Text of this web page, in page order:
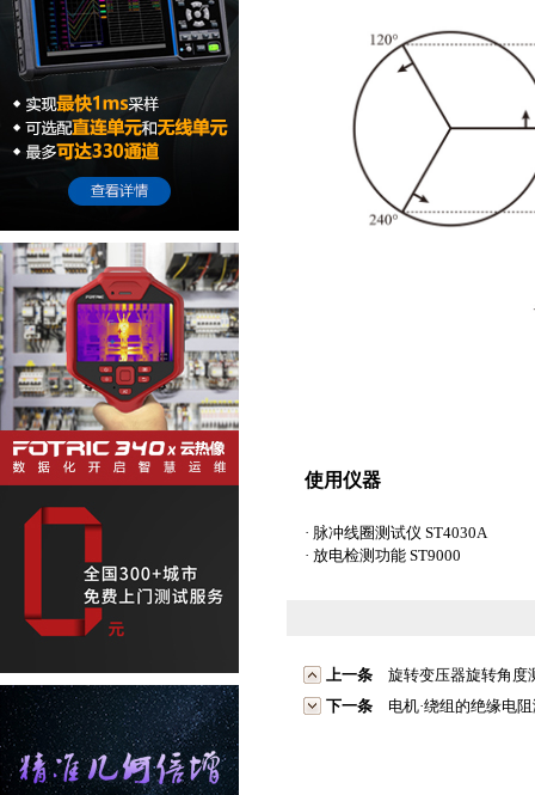
使用仪器
· 脉冲线圈测试仪 ST4030A
· 放电检测功能 ST9000
上一条
旋转变压器旋转角度
下一条
电机·绕组的绝缘电